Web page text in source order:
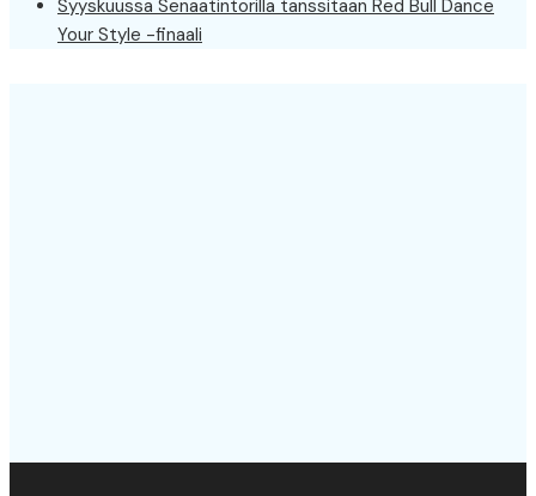
Syyskuussa Senaatintorilla tanssitaan Red Bull Dance
Your Style -finaali